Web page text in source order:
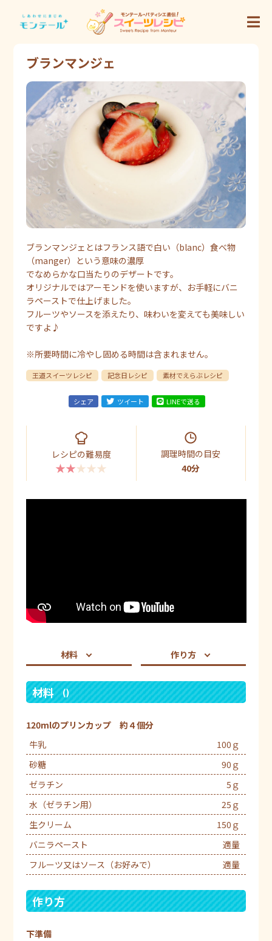
ブランマンジェ
ブランマンジェとはフランス語で白い（blanc）食べ物
（manger）という意味の濃厚
でなめらかな口当たりのデザートです。
オリジナルではアーモンドを使いますが、お手軽にバニ
ラペーストで仕上げました。
フルーツやソースを添えたり、味わいを変えても美味しい
ですよ♪
※所要時間に冷やし固める時間は含まれません。
王道スイーツレシピ 記念日レシピ 素材でえらぶレシピ
シェア ツイート LINEで送る
レシピの難易度
★★★★★
調理時間の目安
40分
材料 作り方
材料 ()
120mlのプリンカップ 約４個分
牛乳
100ｇ
砂糖
90ｇ
ゼラチン
5ｇ
水（ゼラチン用）
25ｇ
生クリーム
150ｇ
バニラペースト
適量
フルーツ又はソース（お好みで）
適量
作り方
下準備